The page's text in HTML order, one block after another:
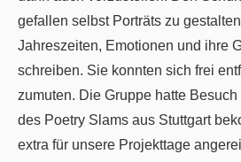
gefallen selbst Porträts zu
Jahreszeiten, Emotionen und ihre
schreiben. Sie konnten sich frei
zumuten. Die Gruppe hatte
des Poetry Slams aus Stuttgart
extra für unsere Projekttage